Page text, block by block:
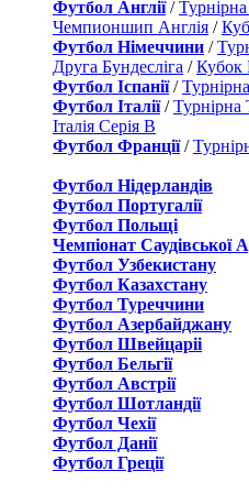
Футбол Англії/
Чемпионшип Англія /
Футбол Німеччини /
Друга Бундесліга /Кубок
Футбол Іспанії/
Футбол Італії/Турнірна
Італія Серія B
Футбол Франції/
Футбол Нідерландiв
Футбол Португалії
Футбол Польщі
Чемпіонат Саудівської
Футбол Узбекистану
Футбол Казахстану
Футбол Туреччини
Футбол Азербайджану
Футбол Швейцаріі
Футбол Бельгії
Футбол Австрії
Футбол Шотландії
Футбол Чехії
Футбол Данії
Футбол Греції